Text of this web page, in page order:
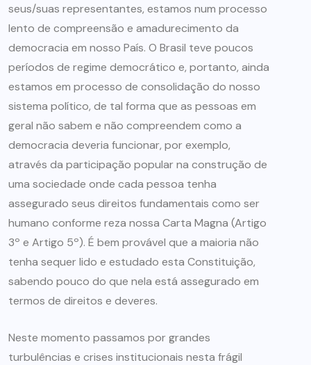
seus/suas representantes, estamos num processo
lento de compreensão e amadurecimento da
democracia em nosso País. O Brasil teve poucos
períodos de regime democrático e, portanto, ainda
estamos em processo de consolidação do nosso
sistema político, de tal forma que as pessoas em
geral não sabem e não compreendem como a
democracia deveria funcionar, por exemplo,
através da participação popular na construção de
uma sociedade onde cada pessoa tenha
assegurado seus direitos fundamentais como ser
humano conforme reza nossa Carta Magna (Artigo
3º e Artigo 5º). É bem provável que a maioria não
tenha sequer lido e estudado esta Constituição,
sabendo pouco do que nela está assegurado em
termos de direitos e deveres.
Neste momento passamos por grandes
turbulências e crises institucionais nesta frágil